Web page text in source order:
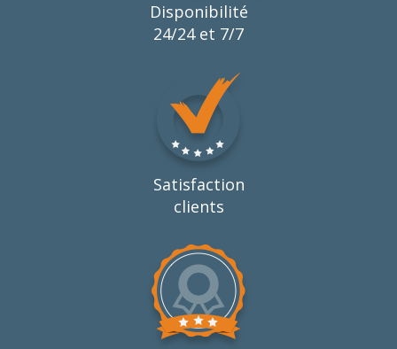
Disponibilité
24/24 et 7/7
Satisfaction
clients